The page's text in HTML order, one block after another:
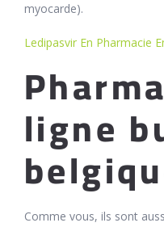
myocarde).
Ledipasvir En Pharmacie
ligne
Comme vous, ils sont